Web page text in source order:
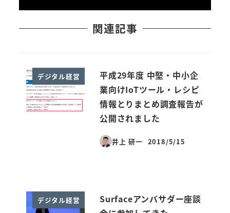
関連記事
デジタル経営
平成29年度 中堅・中小企
業向けIoTツール・レシピ
情報とりまとめ調査報告が
公開されました
井上 研一
投稿日
2018/5/15
デジタル経営
Surfaceアンバサダー座談